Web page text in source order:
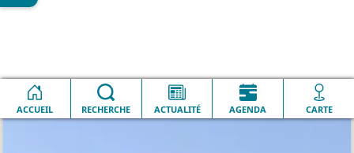
Accueil Vie scolaire (3-11 La cabane d'Anne Sylvestre -
ACCUEIL
RECHERCHE ACTUALITÉ AGENDA CARTE